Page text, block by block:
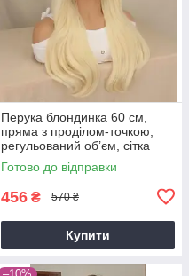
Перука блондинка 60 см,
пряма з проділом-точкою,
регульований об’єм, сітка
всередині, образ Барбі
Готово до відправки
456 ₴ 570 ₴
Купити